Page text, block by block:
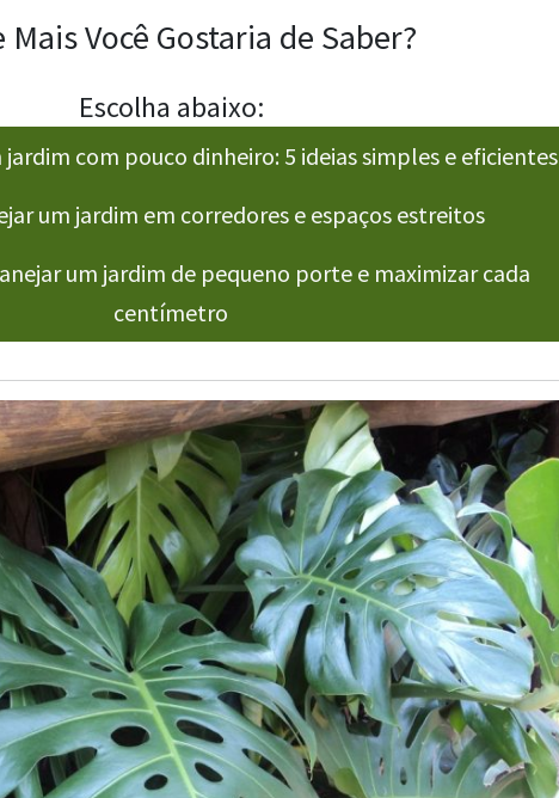
Mais Você Gostaria de Saber?
Escolha abaixo:
com pouco dinheiro: 5 ideias simples e eficientes
um jardim em corredores e espaços estreitos
um jardim de pequeno porte e maximizar cada
centímetro